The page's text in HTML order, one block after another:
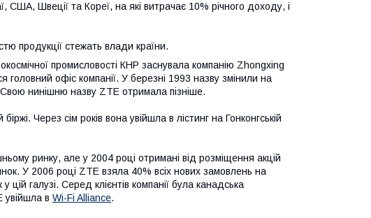
Швеції та Кореї, на які витрачає 10% річного доходу, і
продукції стежать влади країни.
промисловості КНР заснувала компанію Zhongxing
офіс компанії. У березні 1993 назву змінили на
нинішню назву ZTE отримала пізніше.
Через сім років вона увійшла в лістинг на Гонконгській
ринку, але у 2004 році отримані від розміщення акцій
У 2006 році ZTE взяла 40% всіх нових замовлень на
галузі. Серед клієнтів компанії була канадська
увійшла в Wi-Fi Alliance.